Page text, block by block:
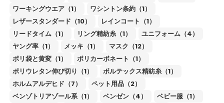
ワーキングウエア（1）
ワシントン条約（1）
レザースタンダード（10）
レインコート（1）
リードタイム（1）
リング精紡糸（1）
ユニフォーム（4）
ヤング率（1）
メッキ（1）
マスク（12）
ポリ袋と黄変（1）
ポリカーボネート（1）
ポリウレタン伸び切り（1）
ボルテックス精紡糸（1）
ホルムアルデヒド（7）
ペット用品（2）
ベンゾトリアゾール系（1）
ベンゼン（4）
ベビー服（1）